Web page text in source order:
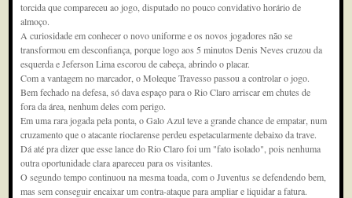
torcida que compareceu ao jogo, disputado no pouco convidativo horário de
almoço.
A curiosidade em conhecer o novo uniforme e os novos jogadores não se
transformou em desconfiança, porque logo aos 5 minutos Denis Neves cruzou da
esquerda e Jeferson Lima escorou de cabeça, abrindo o placar.
Com a vantagem no marcador, o Moleque Travesso passou a controlar o jogo.
Bem fechado na defesa, só dava espaço para o Rio Claro arriscar em chutes de
fora da área, nenhum deles com perigo.
Em uma rara jogada pela ponta, o Galo Azul teve a grande chance de empatar, num
cruzamento que o atacante rioclarense perdeu espetacularmente debaixo da trave.
Dá até pra dizer que esse lance do Rio Claro foi um "fato isolado", pois nenhuma
outra oportunidade clara apareceu para os visitantes.
O segundo tempo continuou na mesma toada, com o Juventus se defendendo bem,
mas sem conseguir encaixar um contra-ataque para ampliar e liquidar a fatura.